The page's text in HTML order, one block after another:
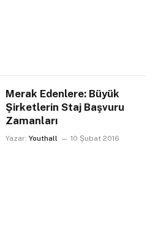
Merak Edenlere: Büyük
Şirketlerin Staj Başvuru
Zamanları
Yazar: Youthall 10 Şubat 2016